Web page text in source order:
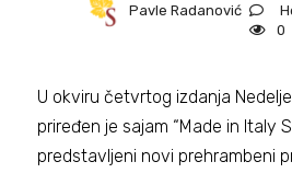
Pavle Radanović
0
U okviru četvrtog izdanja
priređen je sajam “Made in Italy
predstavljeni novi prehrambeni